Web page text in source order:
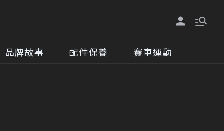
品牌故事 配件保養 賽車運動